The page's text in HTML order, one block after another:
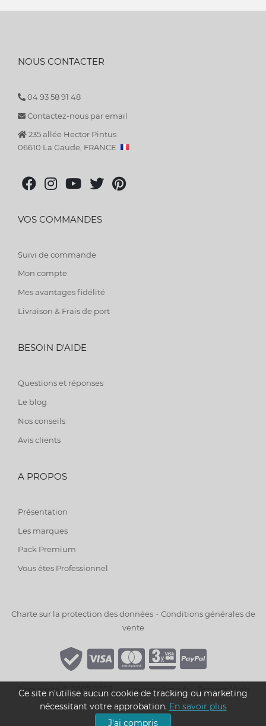
NOUS CONTACTER
04 93 58 91 48
Contactez-nous par email
235 allée Hector Pintus
06610 La Gaude, FRANCE
VOS COMMANDES
Suivi de commande
Mon compte
Mes avantages fidélité
Livraison & Frais de port
BESOIN D'AIDE
Questions et réponses
Le blog
Nos conseils
Avis clients
A PROPOS
Présentation
Les marques
Pack Premium
Vous êtes Professionnel
Charte sur la protection des données- Conditions générales de
vente
Copyright © 2007-2026 - www.smoking.fr -Project Web
Ce site n'utilise aucun cookie de tracking ou marketing
nécessitant votre approbation. En savoir plus
J'ai compris